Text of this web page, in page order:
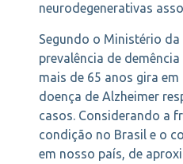
neurodegenerativas
Segundo o Ministério da
prevalência de
mais de 65 anos gira
doença de Alzheimer
casos. Considerando a
condição no Brasil e o
em nosso país, de